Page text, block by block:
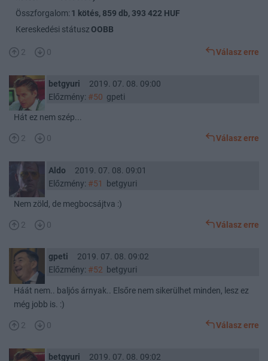
Összforgalom: 1 kötés, 859 db, 393 422 HUF
Kereskedési státuszOOBB
2 0 Válasz erre
betgyuri
2019. 07. 08. 09:00
Előzmény: #50 gpeti
Hát ez nem szép...
2 0 Válasz erre
Aldo
2019. 07. 08. 09:01
Előzmény: #51 betgyuri
Nem zöld, de megbocsájtva :)
2 0 Válasz erre
gpeti
2019. 07. 08. 09:02
Előzmény: #52 betgyuri
Háát nem.. baljós árnyak.. Elsőre nem sikerülhet minden, lesz ez
még jobb is. :)
2 0 Válasz erre
betgyuri 2019. 07. 08. 09:02